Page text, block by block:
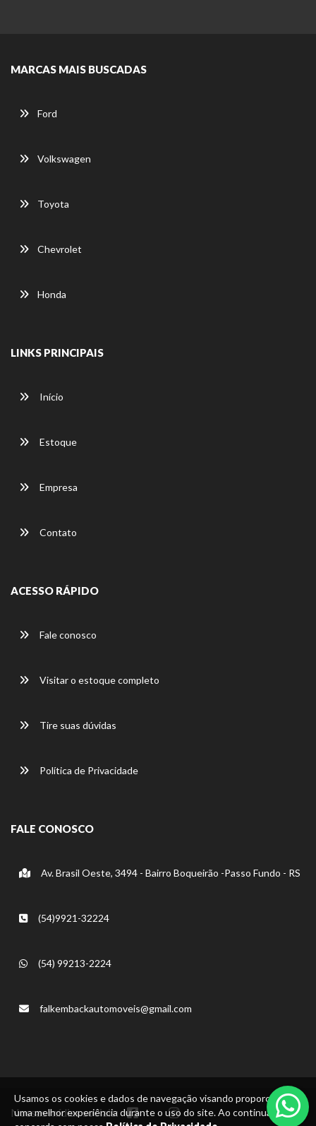
Usamos os cookies e dados de navegação visando proporcionar
uma melhor experiência durante o uso do site. Ao continuar, você
MARCAS MAIS BUSCADAS
Ford
Volkswagen
Toyota
Chevrolet
Honda
LINKS PRINCIPAIS
Início
Estoque
Empresa
Contato
ACESSO RÁPIDO
Fale conosco
Visitar o estoque completo
Tire suas dúvidas
Política de Privacidade
FALE CONOSCO
Av. Brasil Oeste, 3494 - Bairro Boqueirão -Passo Fundo - RS
(54)9921-32224
(54) 99213-2224
falkembackautomoveis@gmail.com
Nossas mídias sociais: